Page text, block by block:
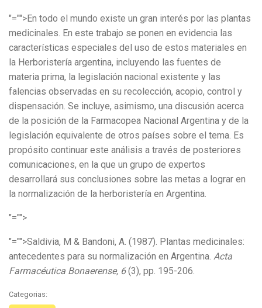
"="">En todo el mundo existe un gran interés por las plantas
medicinales. En este trabajo se ponen en evidencia las
características especiales del uso de estos materiales en
la Herboristería argentina, incluyendo las fuentes de
materia prima, la legislación nacional existente y las
falencias observadas en su recolección, acopio, control y
dispensación. Se incluye, asimismo, una discusión acerca
de la posición de la Farmacopea Nacional Argentina y de la
legislación equivalente de otros países sobre el tema. Es
propósito continuar este análisis a través de posteriores
comunicaciones, en la que un grupo de expertos
desarrollará sus conclusiones sobre las metas a lograr en
la normalización de la herboristería en Argentina.
"="">
"="">Saldivia, M & Bandoni, A. (1987). Plantas medicinales:
antecedentes para su normalización en Argentina. Acta
Farmacéutica Bonaerense, 6(3), pp. 195-206.
Categorias: